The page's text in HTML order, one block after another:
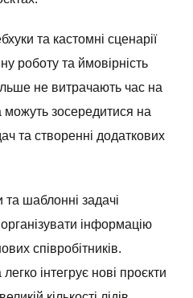
та кастомні сценарії
роботу та ймовірність
не витрачають час на
можуть зосередитися на
та створенні додаткових
та шаблонні задачі
інформацію
співробітників.
інтегрує нові проєкти